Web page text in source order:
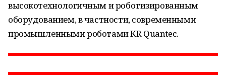
высокотехнологичным и роботизированным
оборудованием, в частности, современными
промышленными роботами KR Quantec.